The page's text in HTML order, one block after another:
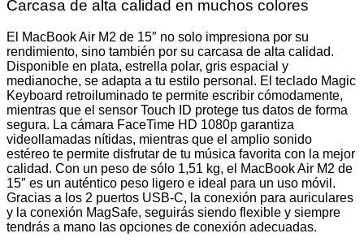
Carcasa de alta calidad en muchos colores
El MacBook Air M2 de 15″ no solo impresiona por su
rendimiento, sino también por su carcasa de alta calidad.
Disponible en plata, estrella polar, gris espacial y
medianoche, se adapta a tu estilo personal. El teclado Magic
Keyboard retroiluminado te permite escribir cómodamente,
mientras que el sensor Touch ID protege tus datos de forma
segura. La cámara FaceTime HD 1080p garantiza
videollamadas nítidas, mientras que el amplio sonido
estéreo te permite disfrutar de tu música favorita con la mejor
calidad. Con un peso de sólo 1,51 kg, el MacBook Air M2 de
15″ es un auténtico peso ligero e ideal para un uso móvil.
Gracias a los 2 puertos USB-C, la conexión para auriculares
y la conexión MagSafe, seguirás siendo flexible y siempre
tendrás a mano las opciones de conexión adecuadas.